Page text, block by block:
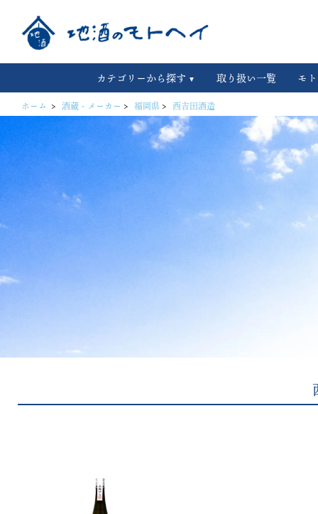
カテゴリーから探す 取り扱い一覧 モ
ホーム > 酒蔵・メーカー > 福岡県> 西吉田酒造